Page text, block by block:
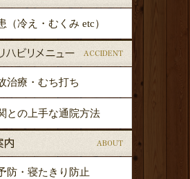
（冷え・むくみ etc）
治療・むち打ち
との上手な通院方法
防・寝たきり防止